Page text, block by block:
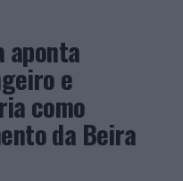
COMPOSTAGEM
aponta
e
como
da Beira